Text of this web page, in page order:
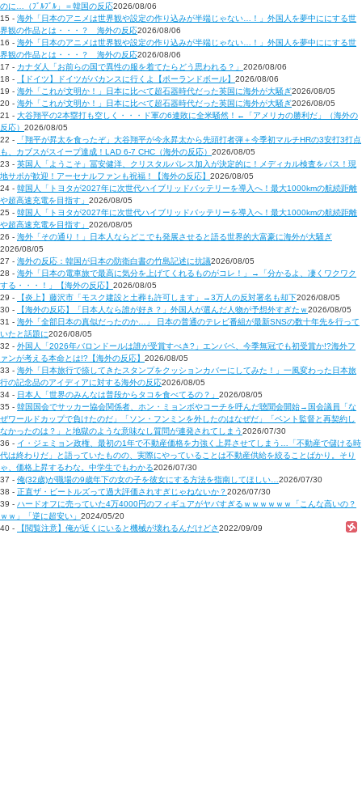
のに…（ﾌﾞﾙﾌﾞﾙ」＝韓国の反応2026/08/06
15 - 海外「日本のアニメは世界観や設定の作り込みが半端じゃない…！」外国人を夢中ににする世
界観の作品とは・・・？ 海外の反応2026/08/06
16 - 海外「日本のアニメは世界観や設定の作り込みが半端じゃない…！」外国人を夢中ににする世
界観の作品とは・・・？ 海外の反応2026/08/06
17 - カナダ人「お前らの国で異性の服を着てたらどう思われる？」 2026/08/06
18 -
【ドイツ】ドイツがバカンスに行くよ【ポーランドボール】 2026/08/06
19 - 海外「これが文明か！」日本に比べて超石器時代だった英国に海外が大騒ぎ2026/08/05
20 - 海外「これが文明か！」日本に比べて超石器時代だった英国に海外が大騒ぎ2026/08/05
21 - 大谷翔平の2本塁打も空しく・・・ド軍の6連敗に全米騒然！←「アメリカの勝利だ」（海外の
反応） 2026/08/05
22 -
「翔平が昇太を食ったぞ」大谷翔平が今永昇太から先頭打者弾＋今季初マルチHRの3安打3打点
も、カブスがスイープ達成！LAD 6-7 CHC（海外の反応） 2026/08/05
23 - 英国人「ようこそ」冨安健洋、クリスタルパレス加入が決定的に！メディカル検査をパス！現
地サポが歓迎！アーセナルファンも祝福！【海外の反応】 2026/08/05
24 - 韓国人「トヨタが2027年に次世代ハイブリッドバッテリーを導入へ！最大1000kmの航続距離
や超高速充電を目指す」 2026/08/05
25 - 韓国人「トヨタが2027年に次世代ハイブリッドバッテリーを導入へ！最大1000kmの航続距離
や超高速充電を目指す」 2026/08/05
26 - 海外「その通り！」日本人ならどこでも発展させると語る世界的大富豪に海外が大騒ぎ
2026/08/05
27 - 海外の反応：韓国が日本の防衛白書の竹島記述に抗議2026/08/05
28 - 海外「日本の電車旅で最高に気分を上げてくれるものがコレ！」→「分かるよ、凄くワクワク
する・・・！」【海外の反応】 2026/08/05
29 -
【炎上】藤沢市「モスク建設と土葬も許可します」→3万人の反対署名も却下2026/08/05
30 -
【海外の反応】「日本人なら誰が好き？」外国人が選んだ人物が予想外すぎたｗ2026/08/05
31 - 海外「全部日本の真似だったのか…」 日本の普通のテレビ番組が最新SNSの数十年先を行って
いたと話題に2026/08/05
32 - 外国人「2026年バロンドールは誰が受賞すべき?」エンバペ、今季無冠でも初受賞か!?海外フ
ァンが考える本命とは!?【海外の反応】 2026/08/05
33 - 海外「日本旅行で捺してきたスタンプをクッションカバーにしてみた！」一風変わった日本旅
行の記念品のアイディアに対する海外の反応2026/08/05
34 - 日本人「世界のみんなは普段からタコを食べてるの？」 2026/08/05
35 - 韓国国会でサッカー協会関係者、ホン・ミョンボやコーチを呼んだ聴聞会開始→国会議員「な
ぜワールドカップで負けたのだ」「ソン・フンミンを外したのはなぜだ」「ベント監督と再契約し
なかったのは？」と地獄のような意味なし質問が連発されてしまう2026/07/30
36 - イ・ジェミョン政権、最初の1年で不動産価格を力強く上昇させてしまう…「不動産で儲ける時
代は終わりだ」と語っていたものの、実際にやっていることは不動産供給を絞ることばかり。そり
ゃ、価格上昇するわな。中学生でもわかる2026/07/30
37 - 俺(32歳)が職場の9歳年下の女の子を彼女にする方法を指南してほしい…2026/07/30
38 - 正直ザ・ビートルズって過大評価されすぎじゃねないか？2026/07/30
39 - ハードオフに売っていた4万4000円のフィギュアがヤバすぎるｗｗｗｗｗｗ「こんな高いの？
ｗｗ」「逆に超安い」 2024/05/20
40 -
【閲覧注意】俺が近くにいると機械が壊れるんだけどさ2022/09/09